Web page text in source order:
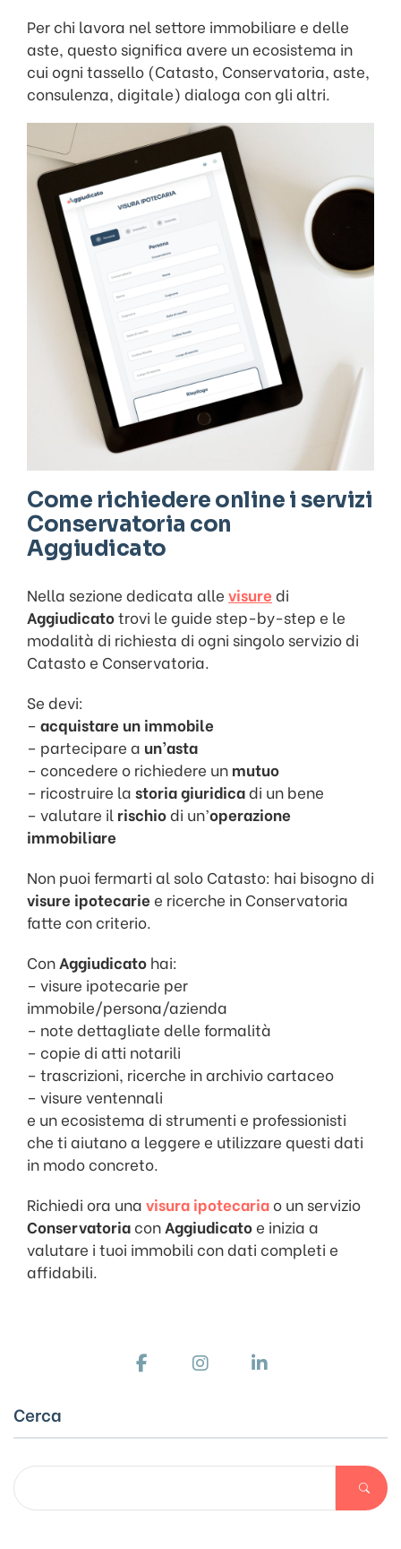
Per chi lavora nel settore immobiliare e delle
aste, questo significa avere un ecosistema in
cui ogni tassello (Catasto, Conservatoria, aste,
consulenza, digitale) dialoga con gli altri.
Come richiedere online i servizi
Conservatoria con
Aggiudicato
Nella sezione dedicata alle visure di
Aggiudicatotrovi le guide step-by-step e le
modalità di richiesta di ogni singolo servizio di
Catasto e Conservatoria.
Se devi:
– acquistare un immobile
– partecipare a un’asta
– concedere o richiedere un mutuo
– ricostruire la storia giuridicadi un bene
– valutare il rischiodi un’operazione
immobiliare
Non puoi fermarti al solo Catasto: hai bisogno di
visure ipotecarie e ricerche in Conservatoria
fatte con criterio.
ConAggiudicato hai:
– visure ipotecarie per
immobile/persona/azienda
– note dettagliate delle formalità
– copie di atti notarili
– trascrizioni, ricerche in archivio cartaceo
– visure ventennali
e un ecosistema di strumenti e professionisti
che ti aiutano a leggere e utilizzare questi dati
in modo concreto.
Richiedi ora una visura ipotecariao un servizio
ConservatoriaconAggiudicatoe inizia a
valutare i tuoi immobili con dati completi e
affidabili.
Cerca